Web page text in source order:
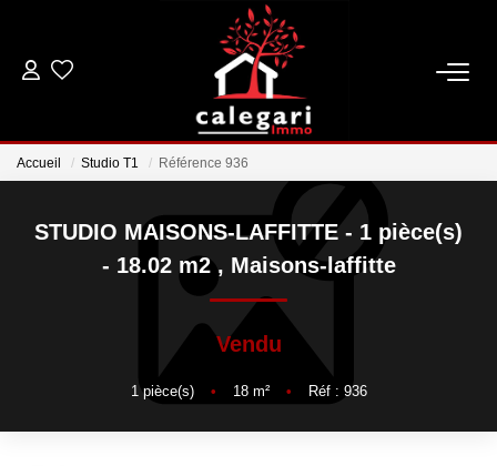
VENTES
LOCATIONS
ESTIMATION
GESTION
Qui Sommes Nous
Accueil Studio T1 Référence 936
STUDIO MAISONS-LAFFITTE - 1 pièce(s)
- 18.02 m2, Maisons-laffitte
Vendu
1 pièce(s) • 18m² • Réf : 936